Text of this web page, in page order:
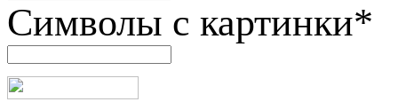
Символы с картинки*